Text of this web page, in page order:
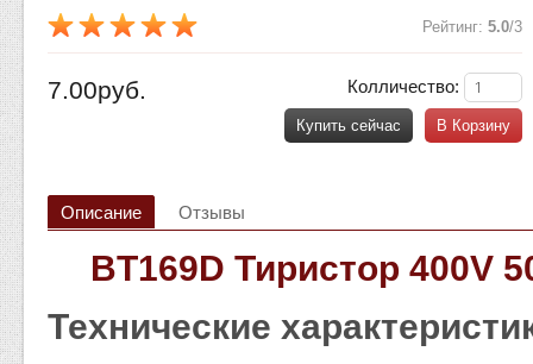
Рейтинг: 5.0/3
Колличество:
В Корзину
Купить сейчас
7.00руб.
Описание Отзывы
BT169D Тиристор 400V
Технические